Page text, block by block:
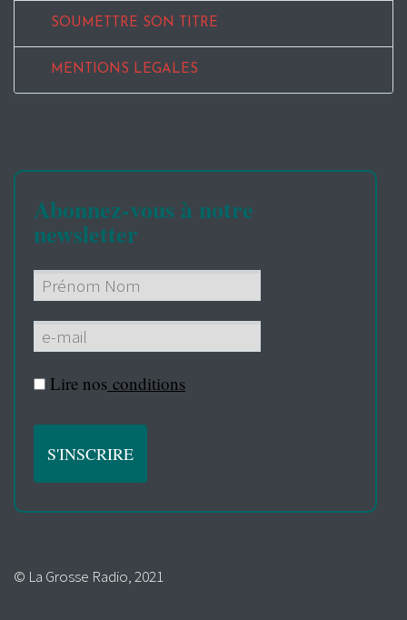
SOUMETTRE SON TITRE
MENTIONS LEGALES
Abonnez-vous à notre
newsletter
Lire nos conditions
© La Grosse Radio, 2021